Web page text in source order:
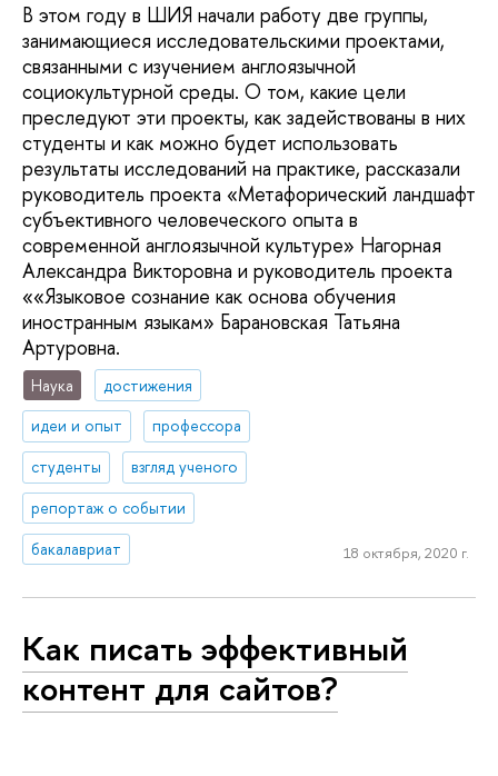
В этом году в ШИЯ начали работу две группы,
занимающиеся исследовательскими проектами,
связанными с изучением англоязычной
социокультурной среды. О том, какие цели
преследуют эти проекты, как задействованы в них
студенты и как можно будет использовать
результаты исследований на практике, рассказали
руководитель проекта «Метафорический ландшафт
субъективного человеческого опыта в
современной англоязычной культуре» Нагорная
Александра Викторовна и руководитель проекта
««Языковое сознание как основа обучения
иностранным языкам» Барановская Татьяна
Артуровна.
Наука
достижения
идеи и опыт
профессора
студенты
взгляд ученого
репортаж о событии
бакалавриат
18 октября, 2020 г.
Как писать эффективный
контент для сайтов?